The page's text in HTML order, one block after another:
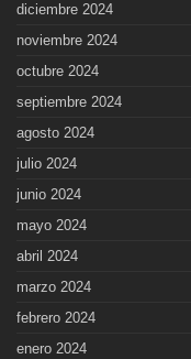
diciembre 2024
noviembre 2024
octubre 2024
septiembre 2024
agosto 2024
julio 2024
junio 2024
mayo 2024
abril 2024
marzo 2024
febrero 2024
enero 2024